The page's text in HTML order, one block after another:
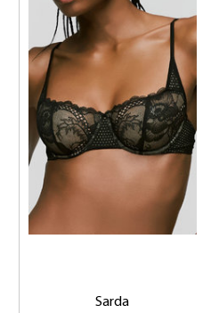
Sarda